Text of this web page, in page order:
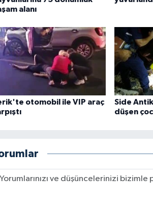
alanı
otomobil ile VIP araç
Side
düşen